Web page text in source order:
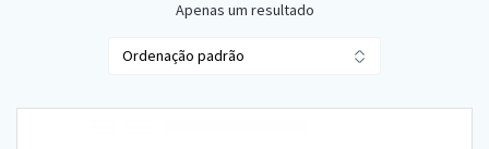
Apenas um resultado